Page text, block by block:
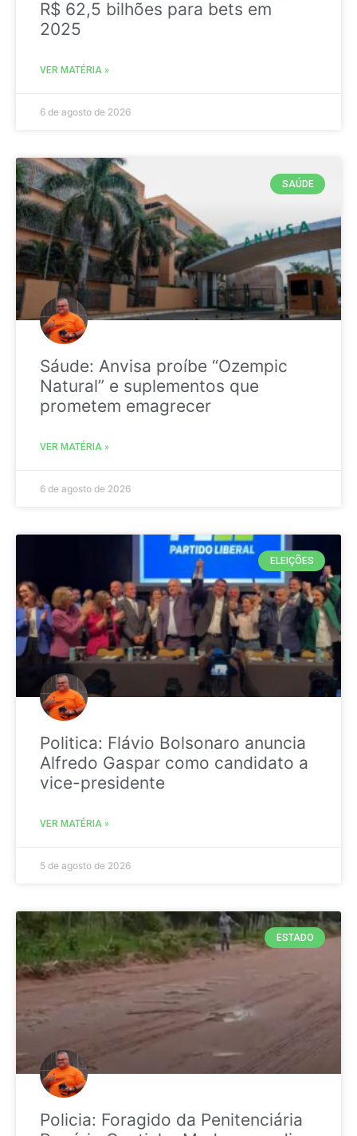
R$ 62,5 bilhões para bets em
2025
VER MATÉRIA »
6 de agosto de 2026
SAÚDE
Sáude: Anvisa proíbe “Ozempic
Natural” e suplementos que
prometem emagrecer
VER MATÉRIA »
6 de agosto de 2026
ELEIÇÕES
Politica: Flávio Bolsonaro anuncia
Alfredo Gaspar como candidato a
vice-presidente
VER MATÉRIA »
5 de agosto de 2026
ESTADO
Policia: Foragido da Penitenciária